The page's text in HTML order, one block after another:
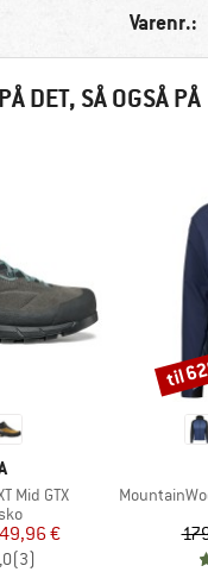
Varenr.:
DET, SÅ OGSÅ PÅ
Mid GTX
pris
€
(3)
Artikel
Rabat
til